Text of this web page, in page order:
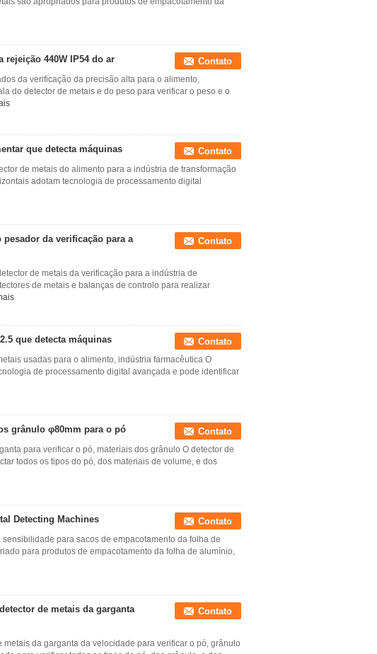
rejeição 440W IP54 do ar Contato
da verificação da precisão alta para o alimento,
do detector de metais e do peso para verificar o peso e o
que detecta máquinas Contato
de metais do alimento para a indústria de transformação
adotam tecnologia de processamento digital
da verificação para a
Contato
de metais da verificação para a indústria de
de metais e balanças de controlo para realizar
que detecta máquinas Contato
usadas para o alimento, indústria farmacêutica O
de processamento digital avançada e pode identificar
grânulo φ80mm para o pó Contato
para verificar o pó, materiais dos grânulo O detector de
todos os tipos do pó, dos materiais de volume, e dos
Detecting Machines Contato
para sacos de empacotamento da folha de
para produtos de empacotamento da folha de alumínio,
de metais da garganta
Contato
da garganta da velocidade para verificar o pó, grânulo